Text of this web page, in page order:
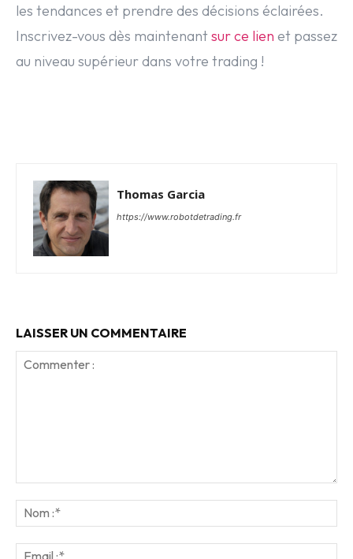
les tendances et prendre des décisions éclairées.
Inscrivez-vous dès maintenant sur ce lien et passez
au niveau supérieur dans votre trading !
Thomas Garcia
https://www.robotdetrading.fr
LAISSER UN COMMENTAIRE
:*